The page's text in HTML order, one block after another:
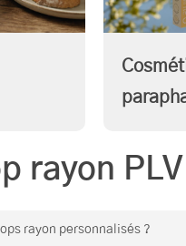
rayon PLV
rayon personnalisés ?